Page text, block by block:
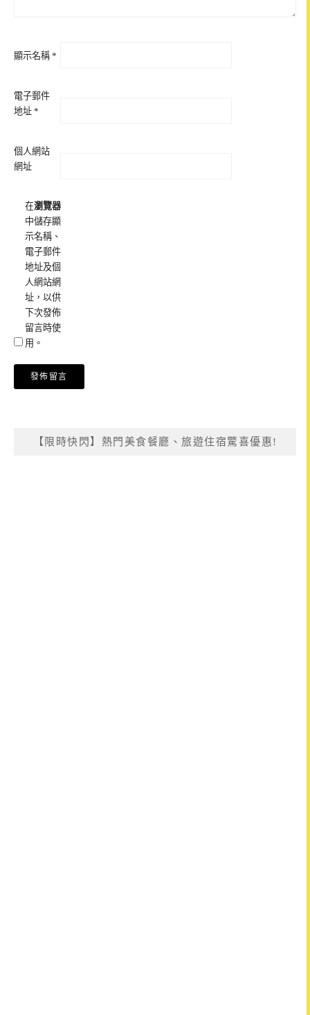
顯示名稱 *
電子郵件
地址 *
個人網站
網址
在瀏覽器
中儲存顯
示名稱、
電子郵件
地址及個
人網站網
址，以供
下次發佈
留言時使
用。
【限時快閃】熱門美食餐廳、旅遊住宿驚喜優惠!